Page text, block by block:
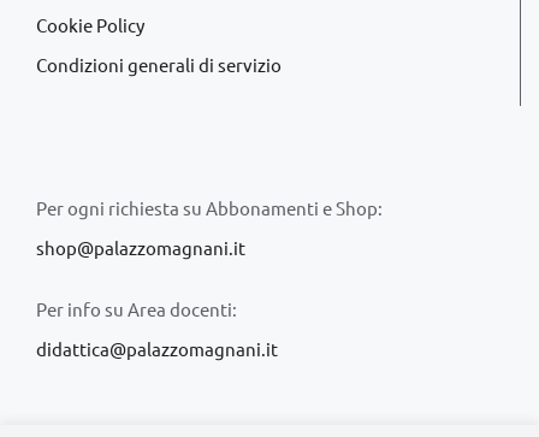
Cookie Policy
Condizioni generali di servizio
Per ogni richiesta su Abbonamenti e Shop:
shop@palazzomagnani.it
Per info su Area docenti:
didattica@palazzomagnani.it